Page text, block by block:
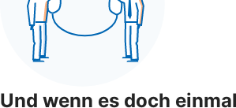
Und wenn es doch